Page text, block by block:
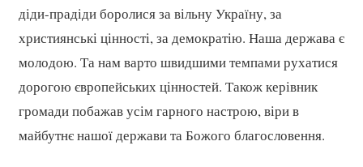
діди-прадіди боролися за вільну Україну, за
християнські цінності, за демократію. Наша держава є
молодою. Та нам варто швидшими темпами рухатися
дорогою європейських цінностей. Також керівник
громади побажав усім гарного настрою, віри в
майбутнє нашої держави та Божого благословення.